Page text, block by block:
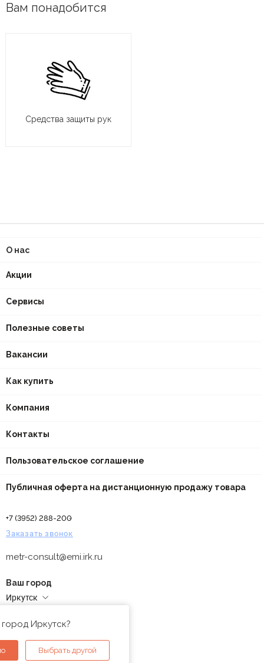
Вам понадобится
Средства защиты рук
О нас
Акции
Сервисы
Полезные советы
Вакансии
Как купить
Компания
Контакты
Пользовательское соглашение
Публичная оферта на дистанционную продажу товара
+7 (3952) 288-200
Заказать звонок
metr-consult@emi.irk.ru
Ваш город
Иркутск
Иркутск?
Выбрать другой